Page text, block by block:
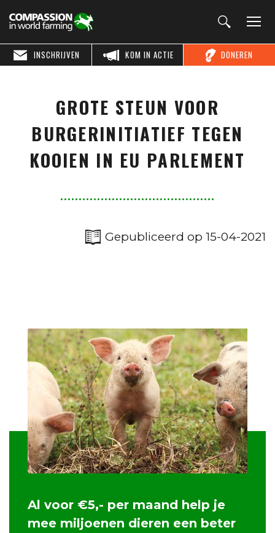
DONEREN
KOM IN ACTIE
INSCHRIJVEN
GROTE STEUN VOOR
BURGERINITIATIEF TEGEN
KOOIEN IN EU PARLEMENT
Gepubliceerd op 15-04-2021
Al voor €5,- per maand help je
mee miljoenen dieren een beter